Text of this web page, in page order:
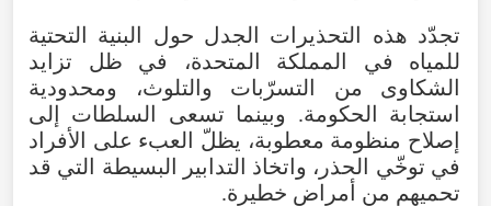
تجدّد هذه التحذيرات الجدل حول البنية التحتية
للمياه في المملكة المتحدة، في ظل تزايد
الشكاوى من التسرّبات والتلوث، ومحدودية
استجابة الحكومة. وبينما تسعى السلطات إلى
إصلاح منظومة معطوبة، يظلّ العبء على الأفراد
في توخّي الحذر، واتخاذ التدابير البسيطة التي قد
تحميهم من أمراض خطيرة.